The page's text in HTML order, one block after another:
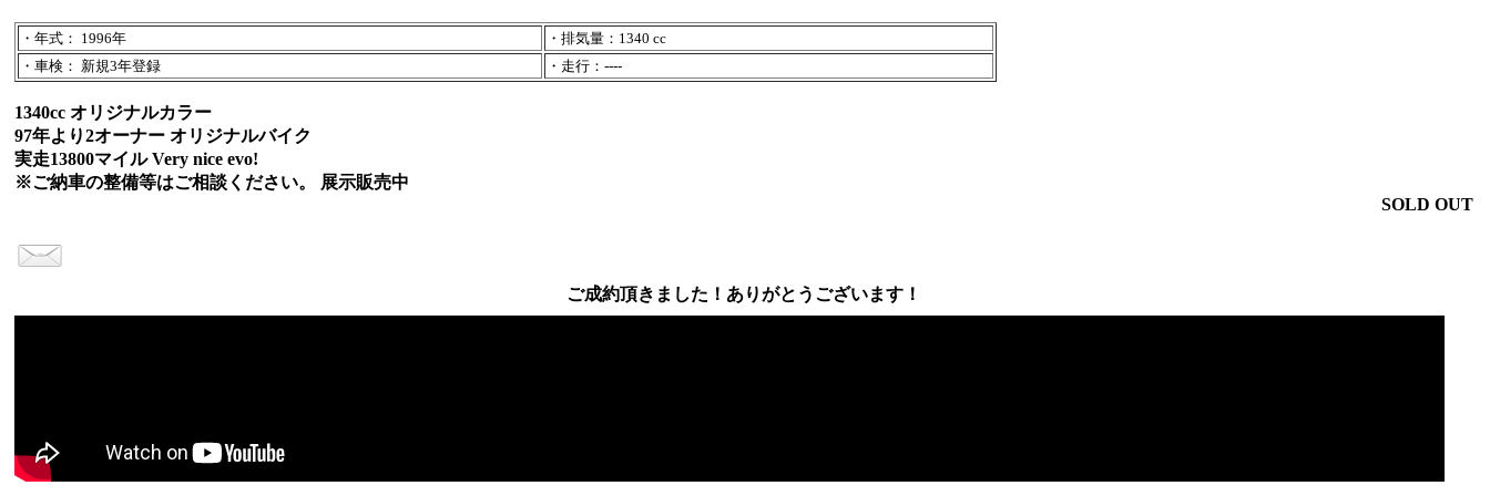
・年式： 1996年
・排気量：1340 cc
・車検： 新規3年登録
・走行：----
1340cc オリジナルカラー
97年より2オーナー オリジナルバイク
実走13800マイル Very nice evo!
※ご納車の整備等はご相談ください。 展示販売中
SOLD OUT
ご成約頂きました！ありがとうございます！